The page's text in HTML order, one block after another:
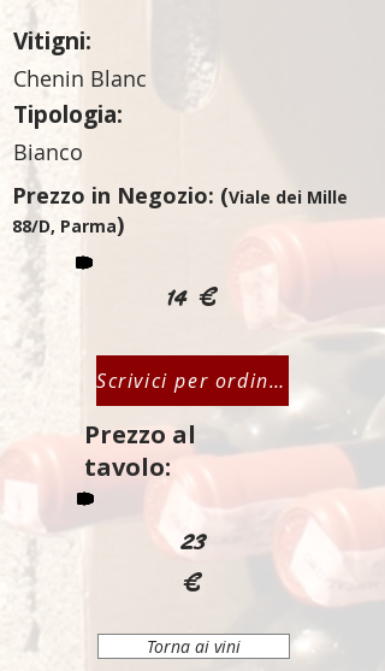
Vitigni:
Chenin Blanc
Tipologia:
Bianco
Prezzo in Negozio: (Viale dei Mille
88/D, Parma)
14 €
Scrivici per ordinare
Prezzo al
tavolo:
23
€
Torna ai vini